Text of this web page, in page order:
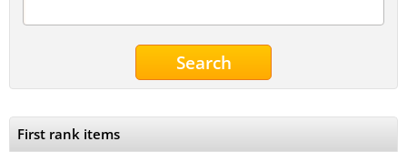
Elettrodomestici
First rank items